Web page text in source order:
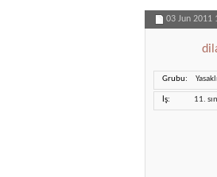
03 Jun 2011
Grubu
İş 11.